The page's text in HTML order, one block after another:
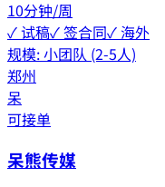
10分钟/周
✓ 试稿✓ 签合同✓ 海外
规模:小团队 (2-5人)
郑州
呆
可接单
呆熊传媒